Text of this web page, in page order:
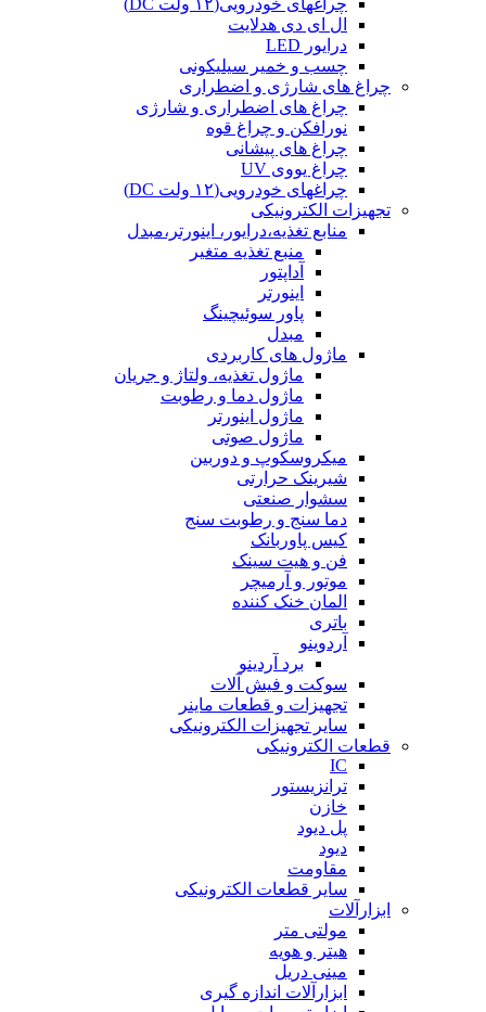
چراغهای خودرویی(۱۲ ولت DC)
ال ای دی هدلایت
درایور LED
چسب و خمیر سیلیکونی
چراغ های شارژی و اضطراری
چراغ های اضطراری و شارژی
نورافکن و چراغ قوه
چراغ های پیشانی
چراغ یووی UV
چراغهای خودرویی(۱۲ ولت DC)
تجهیزات الکترونیکی
منابع تغذیه،درایور، اینورتر،مبدل
منبع تغذیه متغیر
آداپتور
اینورتر
پاور سوئیچینگ
مبدل
ماژول های کاربردی
ماژول تغذیه، ولتاژ و جریان
ماژول دما و رطوبت
ماژول اینورتر
ماژول صوتی
میکروسکوپ و دوربین
شیرینک حرارتی
سشوار صنعتی
دما سنج و رطوبت سنج
کیس پاوربانک
فن و هیت سینک
موتور و آرمیچر
المان خنک کننده
باتری
آردوینو
برد آردینو
سوکت و فیش آلات
تجهیزات و قطعات ماینر
سایر تجهیزات الکترونیکی
قطعات الکترونیکی
IC
ترانزیستور
خازن
پل دیود
دیود
مقاومت
سایر قطعات الکترونیکی
ابزارآلات
مولتی متر
هیتر و هویه
مینی دریل
ابزارآلات اندازه گیری